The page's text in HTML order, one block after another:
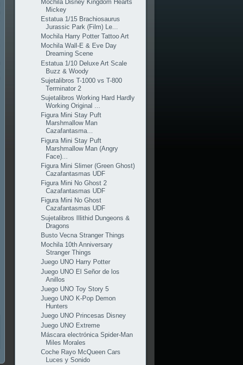
Mochila Disney Kingdom Hearts
Mickey
Estatua 1/15 Brachiosaurus
Jurassic Park (Film) Le...
Mochila Harry Potter Tattoo Art
Mochila Wall-E & Eve Day
Dreaming Scene
Estatua 1/10 Deluxe Art Scale
Buzz & Woody
Sujetalibros T-1000 vs T-800
Terminator 2
Sujetalibros Working Hard Hardly
Working Original ...
Figura Mini Stay Puft
Marshmallow Man
Cazafantasma...
Figura Mini Stay Puft
Marshmallow Man (Angry
Face)...
Figura Mini Slimer (Green Ghost)
Cazafantasmas UDF
Figura Mini No Ghost 2
Cazafantasmas UDF
Figura Mini No Ghost
Cazafantasmas UDF
Sujetalibros Illithid Dungeons &
Dragons
Busto Vecna Stranger Things
Mochila 10th Anniversary
Stranger Things
Juego UNO Harry Potter
Juego UNO El Señor de los
Anillos
Juego UNO Toy Story 5
Juego UNO K-Pop Demon
Hunters
Juego UNO Princesas Disney
Juego UNO Extreme
Máscara electrónica Spider-Man
Miles Morales
Coche Rayo McQueen Cars
Luces y Sonido